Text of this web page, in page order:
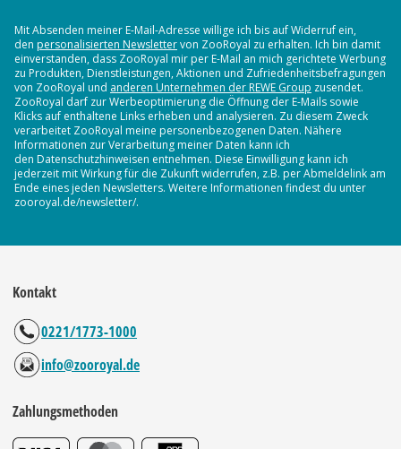
Mit Absenden meiner E-Mail-Adresse willige ich bis auf Widerruf ein,
den personalisierten Newslettervon ZooRoyal zu erhalten. Ich bin damit
einverstanden, dass ZooRoyal mir per E-Mail an mich gerichtete Werbung
zu Produkten, Dienstleistungen, Aktionen und Zufriedenheitsbefragungen
von ZooRoyal und anderen Unternehmen der REWE Group zusendet.
ZooRoyal darf zur Werbeoptimierung die Öffnung der E-Mails sowie
Klicks auf enthaltene Links erheben und analysieren. Zu diesem Zweck
verarbeitet ZooRoyal meine personenbezogenen Daten. Nähere
Informationen zur Verarbeitung meiner Daten kann ich
den Datenschutzhinweisen entnehmen. Diese Einwilligung kann ich
jederzeit mit Wirkung für die Zukunft widerrufen, z.B. per Abmeldelink am
Ende eines jeden Newsletters. Weitere Informationen findest du unter
zooroyal.de/newsletter/.
Kontakt
0221/1773-1000
info@zooroyal.de
Zahlungsmethoden